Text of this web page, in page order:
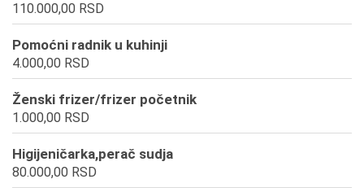
110.000,00 RSD
Pomoćni radnik u kuhinji
4.000,00 RSD
Ženski frizer/frizer početnik
1.000,00 RSD
Higijeničarka,perač sudja
80.000,00 RSD